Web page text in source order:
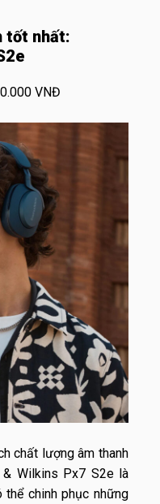
tốt nhất:
VNĐ
chất lượng âm thanh
Wilkins Px7 S2e là
chinh phục những